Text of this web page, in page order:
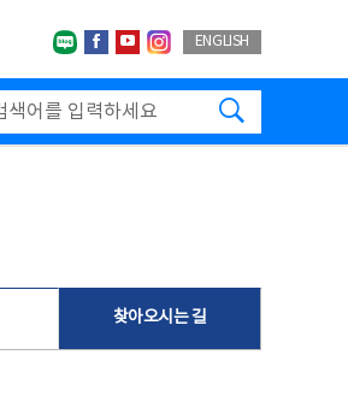
네이버블로그
페이스북
유투브인스타그랩
ENGLISH
찾아오시는 길